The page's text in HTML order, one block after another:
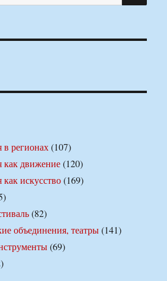
в регионах(107)
как движение(120)
как искусство(169)
(82)
объединения, театры(141)
(69)